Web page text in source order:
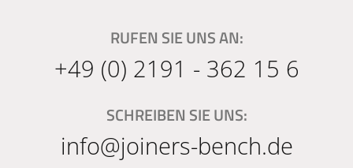
RUFEN SIE UNS AN:
+49 (0) 2191 - 362 15 6
SCHREIBEN SIE UNS:
info@joiners-bench.de